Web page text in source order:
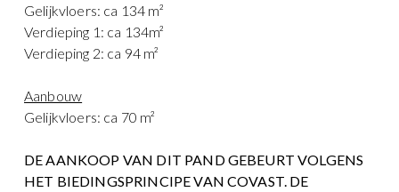
Gelijkvloers: ca 134 m²
Verdieping 1: ca 134m²
Verdieping 2: ca 94 m²
Aanbouw
Gelijkvloers: ca 70 m²
DE AANKOOP VAN DIT PAND GEBEURT VOLGENS
HET BIEDINGSPRINCIPE VAN COVAST. DE